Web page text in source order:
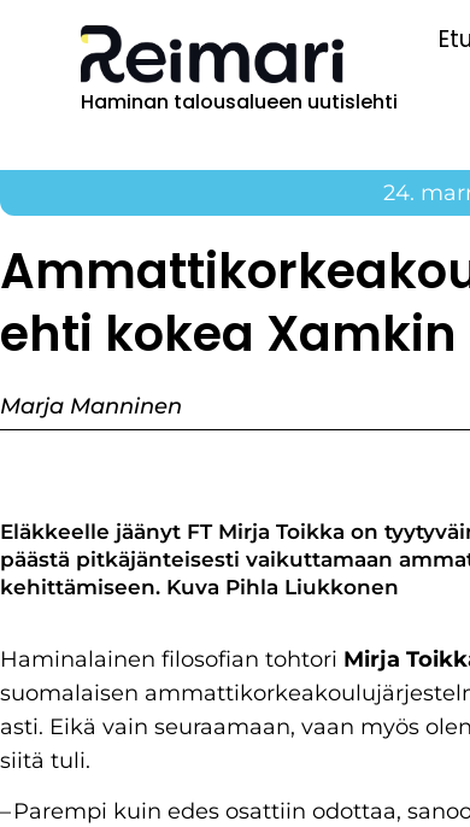
Haminan talousalueen uutislehti
24.
ehti kokea
Marja Manninen
Eläkkeelle jäänyt FT Mirja Toikka on
päästä pitkäjänteisesti vaikuttamaan
kehittämiseen. Kuva Pihla Liukkonen
Haminalainen filosofian tohtori Mirja
suomalaisen
asti. Eikä vain seuraamaan, vaan myös
siitä tuli.
– Parempi kuin edes osattiin odottaa,